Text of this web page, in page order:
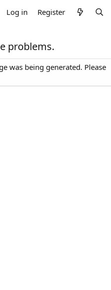
Log in Register
problems.
was being generated. Please